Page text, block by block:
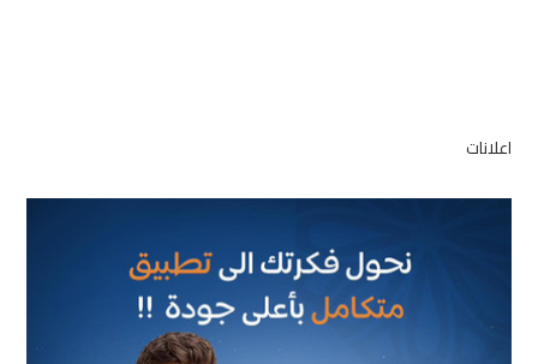
اعلانات